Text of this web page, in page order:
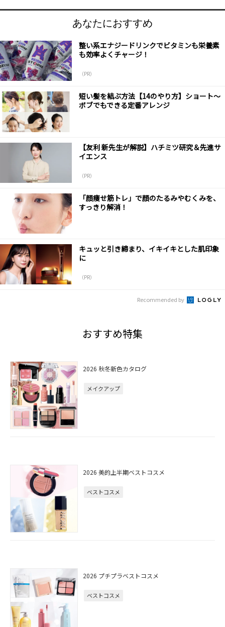
あなたにおすすめ
整い系エナジードリンクでビタミンも栄養素
も効率よくチャージ！
（PR）
短い髪を結ぶ方法【14のやり方】ショート～
ボブでもできる定番アレンジ
【友利 新先生が解説】ハチミツ研究＆先進サ
イエンス
（PR）
「顔痩せ筋トレ」で顔のたるみやむくみを、
すっきり解消！
キュッと引き締まり、イキイキとした肌印象
に
（PR）
Recommended by
おすすめ特集
2026 秋冬新色カタログ
メイクアップ
2026 美的上半期ベストコスメ
ベストコスメ
2026 プチプラベストコスメ
ベストコスメ